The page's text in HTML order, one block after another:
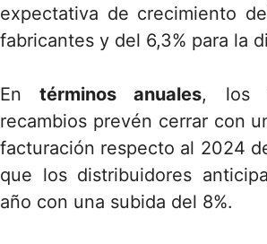
expectativa de crecimiento
fabricantes y del 6,3% para la
Entérminos anuales, los
recambios prevén cerrar con
facturación respecto al 2024
que los distribuidores
año con una subida del 8%.